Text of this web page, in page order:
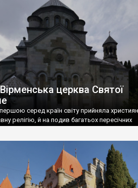
«повстяками» (postaki)…” “Вино. Крим
відмінне вино і його вдосталь: воно все
і дуже […]
церква Святої
першою серед країн світу прийняла
релігію, й на подив багатьох пересічних